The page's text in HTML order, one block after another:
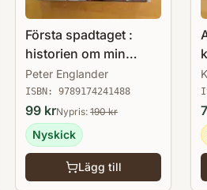
Första spadtaget :
historien om min
villaträdgård och
några till ...
Peter Englander
ISBN: 9789174241488
99 krNypris: 190kr
Nyskick
Lägg till